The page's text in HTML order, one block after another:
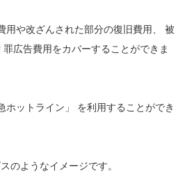
用や改ざんされた部分の復旧費用、 被
広告費用をカバーすることができま
ホットライン」 を利用することができ
のようなイメージです。